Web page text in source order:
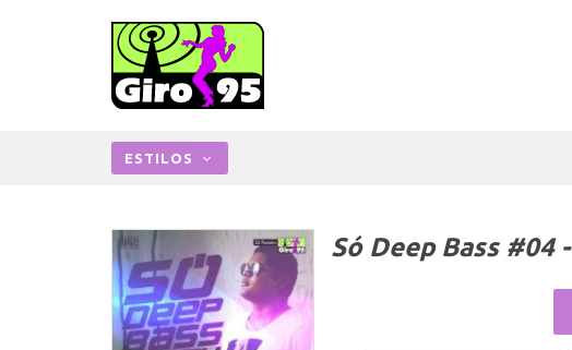
ESTILOS
Só Deep Bass #04 -